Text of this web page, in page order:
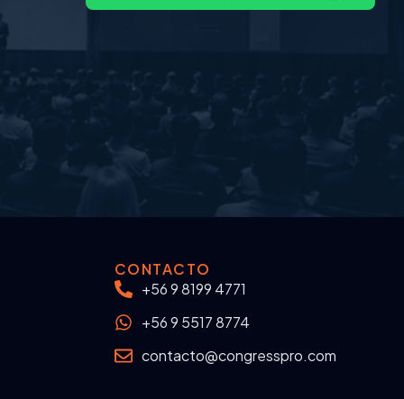
CONTACTO
+56 9 8199 4771
+56 9 5517 8774
contacto@congresspro.com